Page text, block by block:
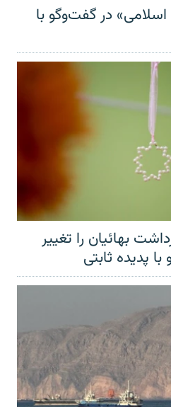
در گفت‌وگو با
بهائیان را تغییر
پدیده ثابتی